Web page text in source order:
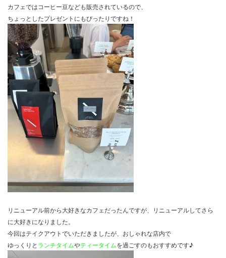
カフェではコーヒー豆なども販売されているので、
ちょっとしたプレゼントにもぴったりですね！
リニューアル前から大好きなカフェだったんですが、リニューアルしてさら
に大好きになりました。
今回はテイクアウトでいただきましたが、おしゃれな店内で
ゆっくりと ランチタイムやティータイムを過ごすのもおすすめです♪